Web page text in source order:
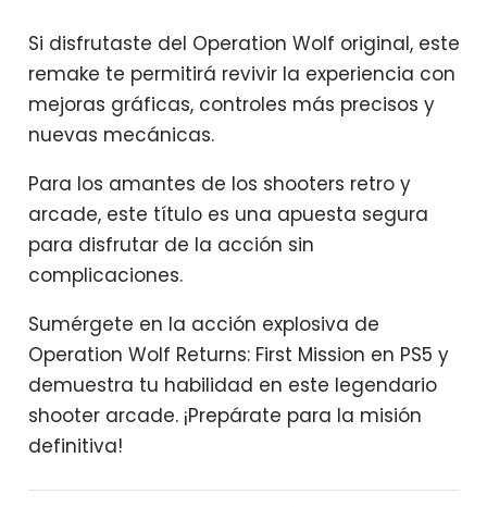
Si disfrutaste del Operation Wolf original, este
remake te permitirá revivir la experiencia con
mejoras gráficas, controles más precisos y
nuevas mecánicas.
Para los amantes de los shooters retro y
arcade, este título es una apuesta segura
para disfrutar de la acción sin
complicaciones.
Sumérgete en la acción explosiva de
Operation Wolf Returns: First Mission en PS5 y
demuestra tu habilidad en este legendario
shooter arcade. ¡Prepárate para la misión
definitiva!